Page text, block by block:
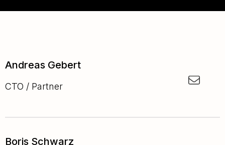
Andreas Gebert
CTO / Partner
Boris Schwarz